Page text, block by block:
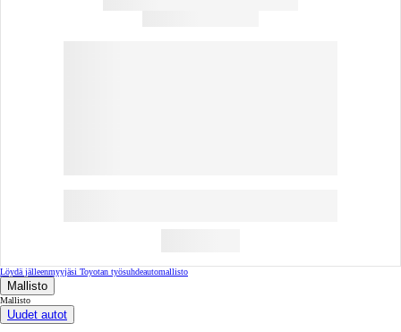
Löydä jälleenmyyjäsi Toyotan työsuhdeautomallisto
Mallisto
Mallisto
Uudet autot